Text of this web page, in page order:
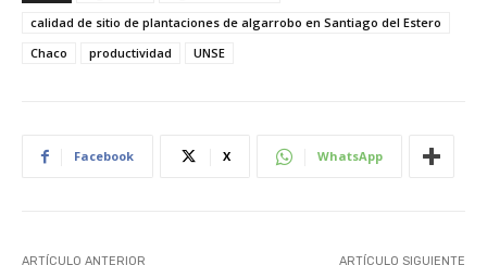
calidad de sitio de plantaciones de algarrobo en Santiago del Estero
Chaco
productividad UNSE
Facebook X WhatsApp
ARTÍCULO ANTERIOR ARTÍCULO SIGUIENTE